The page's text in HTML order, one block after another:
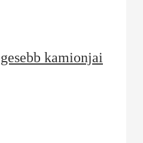
kamionjai